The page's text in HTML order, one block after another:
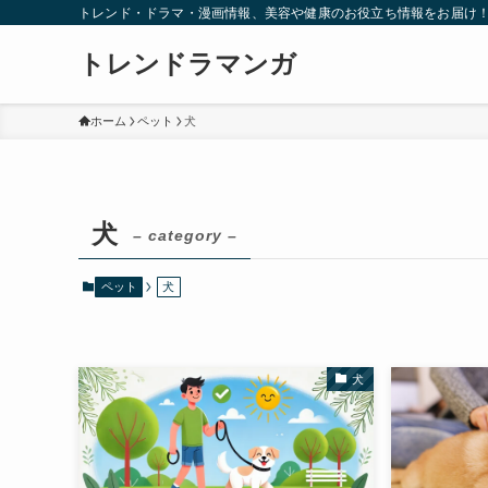
トレンド・ドラマ・漫画情報、美容や健康のお役立ち情報をお届け
トレンドラマンガ
ホーム ペット 犬
犬 – category –
ペット 犬
犬